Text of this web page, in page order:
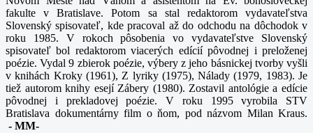
fakulte v Bratislave. Potom sa stal redaktorom vydavateľstva
Slovenský spisovateľ, kde pracoval až do odchodu na dôchodok v
roku 1985. V rokoch pôsobenia vo vydavateľstve Slovenský
spisovateľ bol redaktorom viacerých edícií pôvodnej i preloženej
poézie. Vydal 9 zbierok poézie, výbery z jeho básnickej tvorby vyšli
v knihách Kroky (1961), Z lyriky (1975), Nálady (1979, 1983). Je
tiež autorom knihy esejí Zábery (1980). Zostavil antológie a edície
pôvodnej i prekladovej poézie. V roku 1995 vyrobila STV
Bratislava dokumentárny film o ňom, pod názvom Milan Kraus.
- MM-